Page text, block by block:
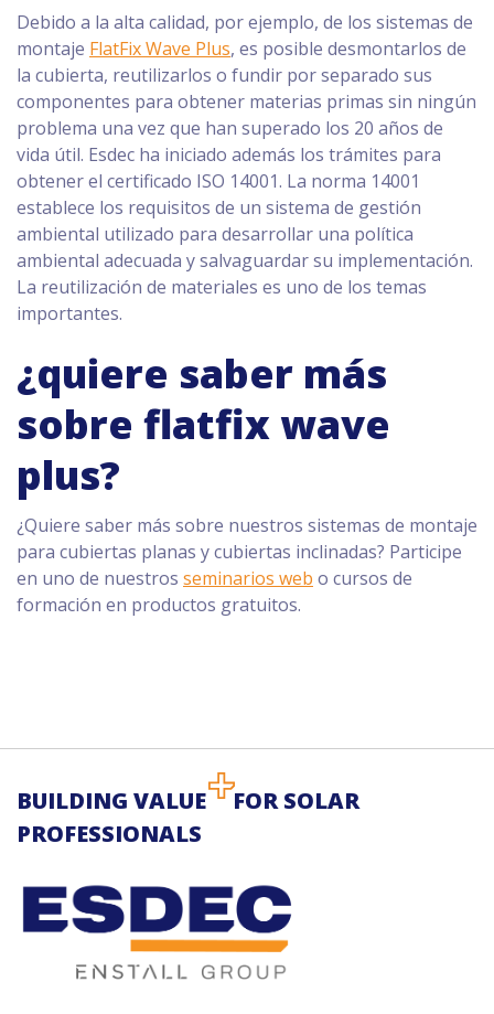
Debido a la alta calidad, por ejemplo, de los sistemas de
montaje FlatFix Wave Plus, es posible desmontarlos de
la cubierta, reutilizarlos o fundir por separado sus
componentes para obtener materias primas sin ningún
problema una vez que han superado los 20 años de
vida útil. Esdec ha iniciado además los trámites para
obtener el certificado ISO 14001. La norma 14001
establece los requisitos de un sistema de gestión
ambiental utilizado para desarrollar una política
ambiental adecuada y salvaguardar su implementación.
La reutilización de materiales es uno de los temas
importantes.
¿quiere saber más
sobre flatfix wave
plus?
¿Quiere saber más sobre nuestros sistemas de montaje
para cubiertas planas y cubiertas inclinadas? Participe
en uno de nuestros seminarios web o cursos de
formación en productos gratuitos.
BUILDING VALUE
FOR SOLAR
PROFESSIONALS